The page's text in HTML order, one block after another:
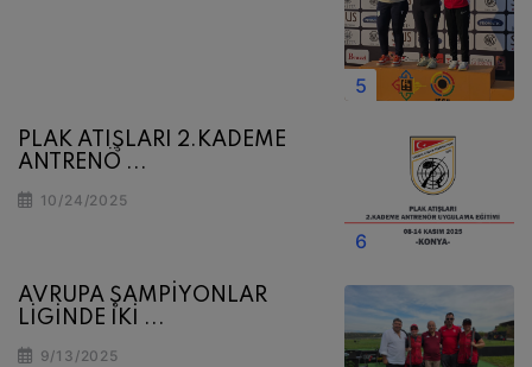
PLAK ATIŞLARI 2.KADEME
ANTRENÖ ...
10/24/2025
AVRUPA ŞAMPİYONLAR
LİGİNDE İKİ ...
9/13/2025